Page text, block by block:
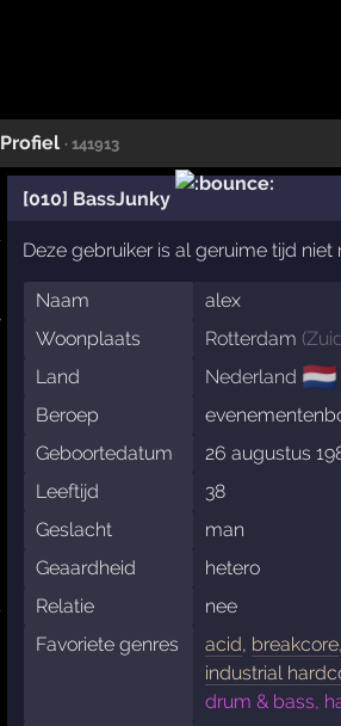
Profiel · 141913
[010] BassJunky
Deze gebruiker is al geruime tijd
Naam
alex
Woonplaats
Rotterdam (
Land
Nederland 🇳🇱
Beroep
Geboortedatum
26 augustus
Leeftijd
38
Geslacht
man
Geaardheid
hetero
Relatie
nee
Favoriete genres
acid, breakcore
industrial
drum & bass,